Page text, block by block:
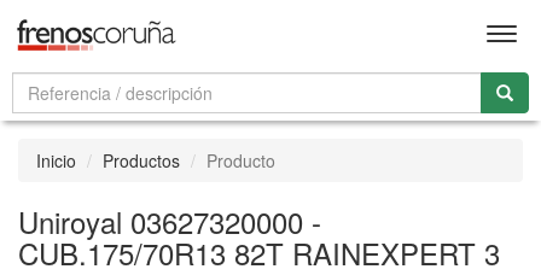
Inicio Productos Producto
Uniroyal 03627320000 -
CUB.175/70R13 82T RAINEXPERT 3